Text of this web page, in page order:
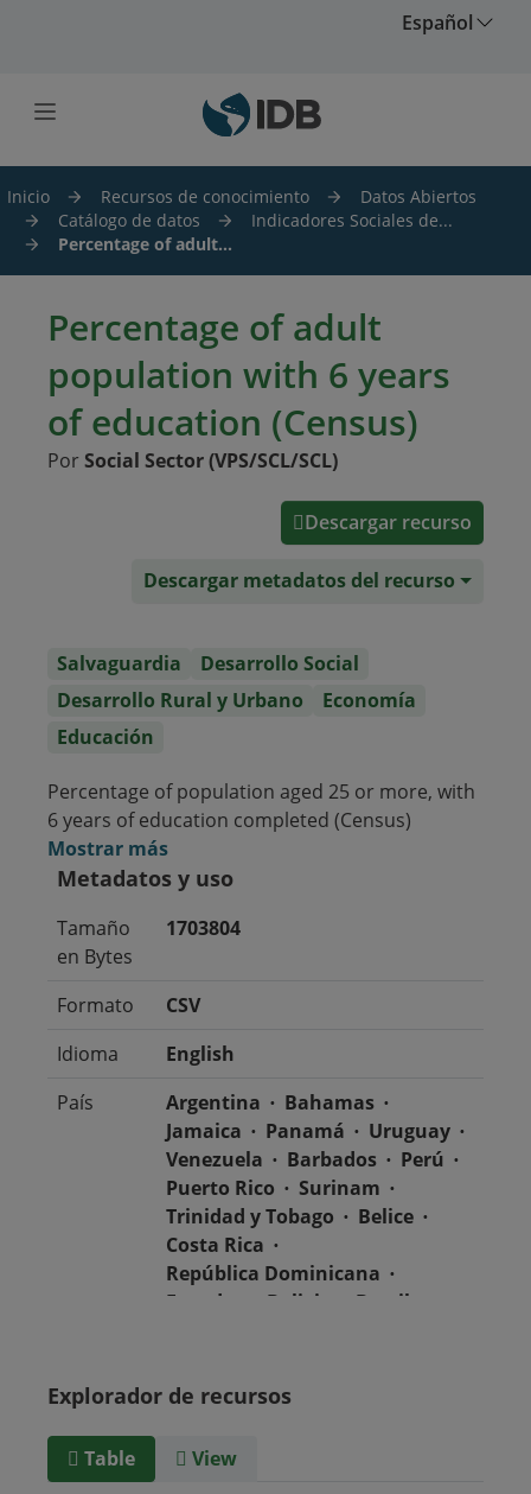
Español
Inicio Recursos de conocimiento
Datos Abiertos
Catálogo de datos
Indicadores Sociales de...
Percentage of adult...
Percentage of adult
population with 6 years
of education (Census)
Por Social Sector (VPS/SCL/SCL)
Descargar recurso
Descargar metadatos del recurso
Salvaguardia
Desarrollo Social
Desarrollo Rural y Urbano
Economía
Educación
Percentage of population aged 25 or more, with
6 years of education completed (Census)
Mostrar más
Metadatos y uso
Tamaño
en Bytes
1703804
Formato
CSV
Idioma
English
País
Argentina
Bahamas
Jamaica
Panamá
Uruguay
Venezuela
Barbados
Perú
Puerto Rico
Surinam
Trinidad y Tobago
Belice
Costa Rica
República Dominicana
Ecuador
Bolivia
Brasil
Nicaragua
Guatemala
Tipo de
text/csv
Explorador de recursos
Table View